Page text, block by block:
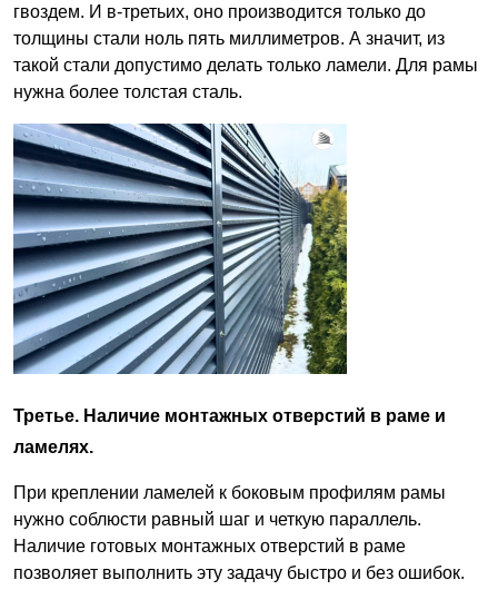
гвоздем. И в-третьих, оно производится только до
толщины стали ноль пять миллиметров. А значит, из
такой стали допустимо делать только ламели. Для рамы
нужна более толстая сталь.
Третье. Наличие монтажных отверстий в раме и
ламелях.
При креплении ламелей к боковым профилям рамы
нужно соблюсти равный шаг и четкую параллель.
Наличие готовых монтажных отверстий в раме
позволяет выполнить эту задачу быстро и без ошибок.